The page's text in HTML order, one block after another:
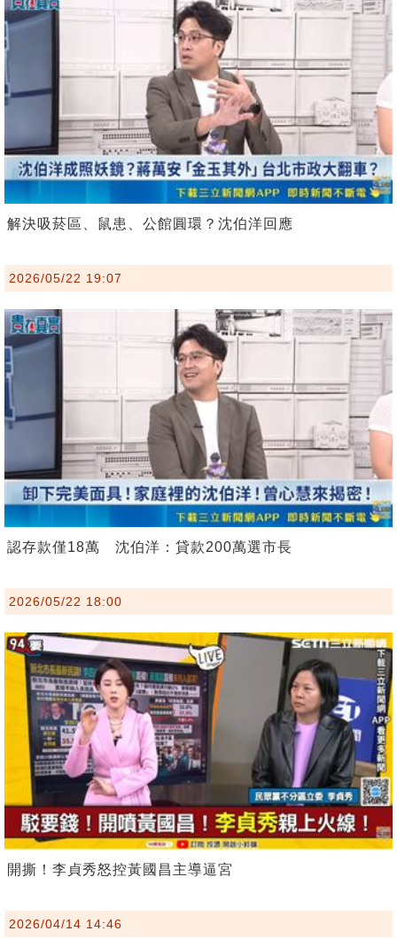
解決吸菸區、鼠患、公館圓環？沈伯洋回應
2026/05/22 19:07
認存款僅18萬 沈伯洋：貸款200萬選市長
2026/05/22 18:00
開撕！李貞秀怒控黃國昌主導逼宮
2026/04/14 14:46